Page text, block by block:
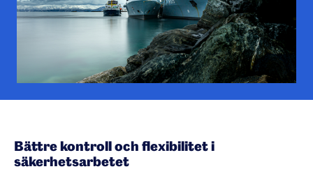
Bättre kontroll och flexibilitet i
säkerhetsarbetet